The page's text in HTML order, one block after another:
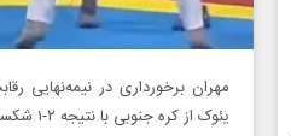
یئوک از کره جنوبی با نتیجه ۲-۱ شکست خورد.